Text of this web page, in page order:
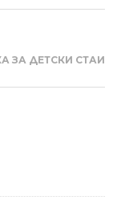
ЗА ДЕТСКИ СТАИ